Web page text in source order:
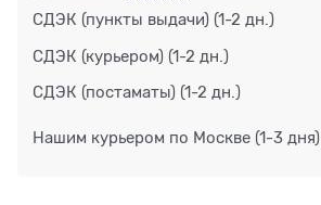
СДЭК (пункты выдачи) (1-2 дн.)
СДЭК (курьером) (1-2 дн.)
СДЭК (постаматы) (1-2 дн.)
Нашим курьером по Москве (1-3 дня)